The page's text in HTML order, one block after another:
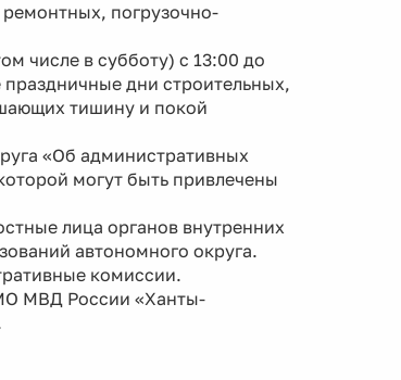
погрузочно-
числе в субботу) с 13:00 до
дни строительных,
тишину и покой
«Об административных
могут быть привлечены
лица органов внутренних
автономного округа.
комиссии.
МВД России «Ханты-